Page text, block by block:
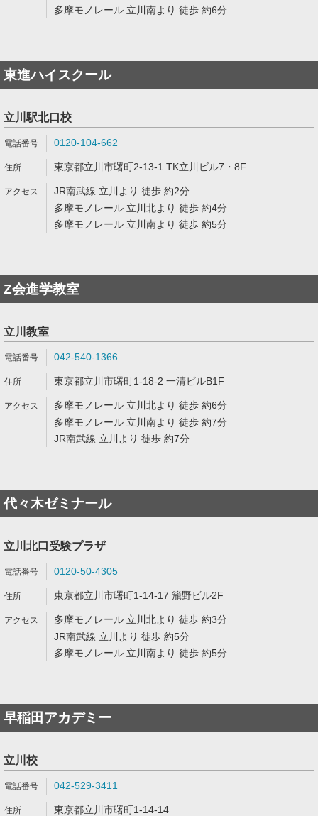
多摩モノレール 立川南より 徒歩 約6分
東進ハイスクール
立川駅北口校
0120-104-662
東京都立川市曙町2-13-1 TK立川ビル7・8F
JR南武線 立川より 徒歩 約2分
多摩モノレール 立川北より 徒歩 約4分
多摩モノレール 立川南より 徒歩 約5分
Z会進学教室
立川教室
042-540-1366
東京都立川市曙町1-18-2 一清ビルB1F
多摩モノレール 立川北より 徒歩 約6分
多摩モノレール 立川南より 徒歩 約7分
JR南武線 立川より 徒歩 約7分
代々木ゼミナール
立川北口受験プラザ
0120-50-4305
東京都立川市曙町1-14-17 籏野ビル2F
多摩モノレール 立川北より 徒歩 約3分
JR南武線 立川より 徒歩 約5分
多摩モノレール 立川南より 徒歩 約5分
早稲田アカデミー
立川校
042-529-3411
東京都立川市曙町1-14-14